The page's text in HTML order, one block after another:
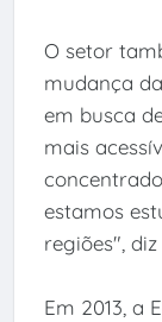
O setor
mudança
em busca
mais
estamos
regiões",
Em 2013, a